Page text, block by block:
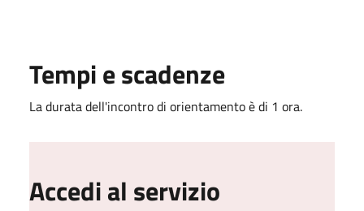
Tempi e scadenze
La durata dell'incontro di orientamento è di 1 ora.
Accedi al servizio